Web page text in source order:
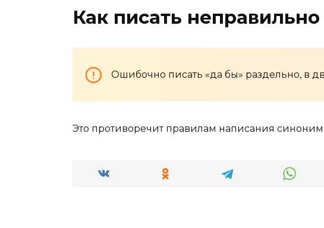
Как писать неправильно
Ошибочно писать «да бы» раздельно, в
Это противоречит правилам написания